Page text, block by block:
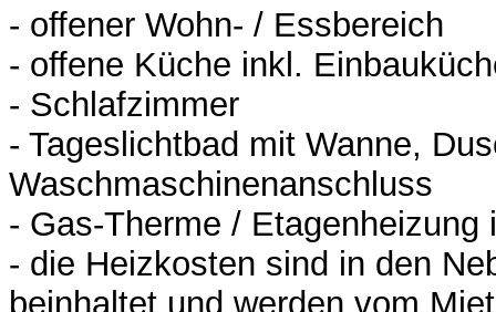
- offener Wohn- / Essbereich
- offene Küche inkl.
- Schlafzimmer
- Tageslichtbad mit Wanne,
Waschmaschinenanschluss
- Gas-Therme / Etagenheizung
- die Heizkosten sind in den
beinhaltet und werden vom